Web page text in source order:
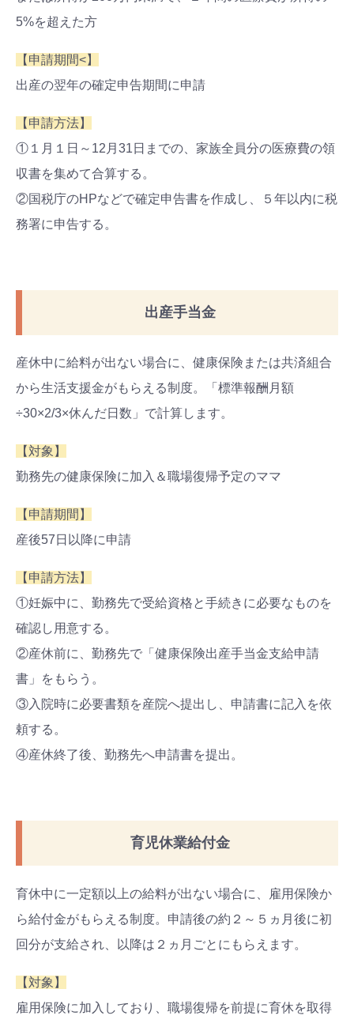
5%を超えた方
【申請期間<】
出産の翌年の確定申告期間に申請
【申請方法】
①１月１日～12月31日までの、家族全員分の医療費の領
収書を集めて合算する。
②国税庁のHPなどで確定申告書を作成し、５年以内に税
務署に申告する。
出産手当金
産休中に給料が出ない場合に、健康保険または共済組合
から生活支援金がもらえる制度。「標準報酬月額
÷30×2/3×休んだ日数」で計算します。
【対象】
勤務先の健康保険に加入＆職場復帰予定のママ
【申請期間】
産後57日以降に申請
【申請方法】
①妊娠中に、勤務先で受給資格と手続きに必要なものを
確認し用意する。
②産休前に、勤務先で「健康保険出産手当金支給申請
書」をもらう。
③入院時に必要書類を産院へ提出し、申請書に記入を依
頼する。
④産休終了後、勤務先へ申請書を提出。
育児休業給付金
育休中に一定額以上の給料が出ない場合に、雇用保険か
ら給付金がもらえる制度。申請後の約２～５ヵ月後に初
回分が支給され、以降は２ヵ月ごとにもらえます。
【対象】
雇用保険に加入しており、職場復帰を前提に育休を取得